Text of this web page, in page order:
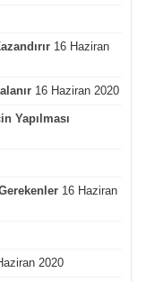
16 Haziran
16 Haziran 2020
Yapılması
16 Haziran
2020